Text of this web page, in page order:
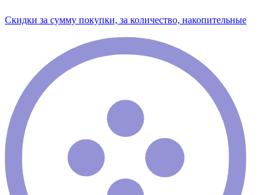
Скидки за сумму покупки, за количество, накопительные